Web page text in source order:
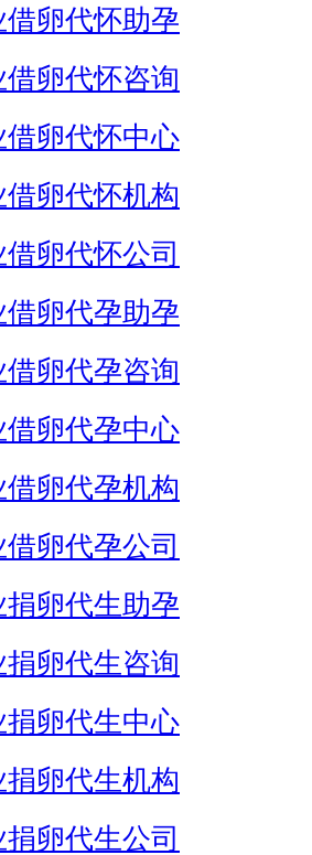
借卵代怀助孕
借卵代怀咨询
借卵代怀中心
借卵代怀机构
卵代怀公司
借卵代孕助孕
借卵代孕咨询
借卵代孕中心
借卵代孕机构
卵代孕公司
捐卵代生助孕
捐卵代生咨询
捐卵代生中心
捐卵代生机构
卵代生公司